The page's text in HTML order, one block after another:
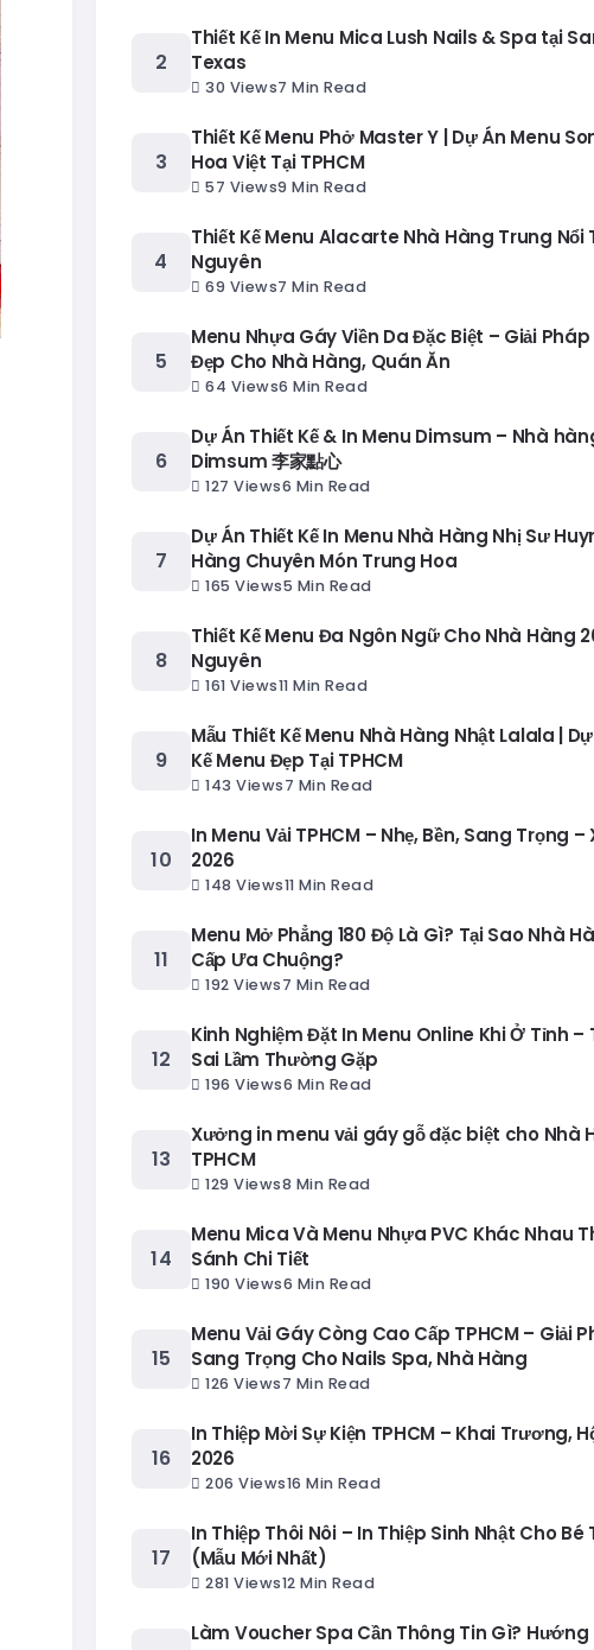
Thiết Kế In Menu Mica Lush Nails & Spa tại
Texas
30 Views7 Min Read
Thiết Kế Menu Phở Master Y | Dự Án Menu
Hoa Việt Tại TPHCM
57 Views9 Min Read
Thiết Kế Menu Alacarte Nhà Hàng Trung Nổi
Nguyên
69 Views7 Min Read
Menu Nhựa Gáy Viền Da Đặc Biệt – Giải Pháp
Đẹp Cho Nhà Hàng, Quán Ăn
64 Views6 Min Read
Dự Án Thiết Kế & In Menu Dimsum – Nhà
Dimsum 李家點心
127 Views6 Min Read
Dự Án Thiết Kế In Menu Nhà Hàng Nhị Sư
Hàng Chuyên Món Trung Hoa
165 Views5 Min Read
Thiết Kế Menu Đa Ngôn Ngữ Cho Nhà Hàng
Nguyên
161 Views11 Min Read
Mẫu Thiết Kế Menu Nhà Hàng Nhật Lalala |
Kế Menu Đẹp Tại TPHCM
143 Views7 Min Read
In Menu Vải TPHCM – Nhẹ, Bền, Sang Trọng
2026
148 Views11 Min Read
Menu Mở Phẳng 180 Độ Là Gì? Tại Sao Nhà
Cấp Ưa Chuộng?
192 Views7 Min Read
Kinh Nghiệm Đặt In Menu Online Khi Ở Tỉnh –
Sai Lầm Thường Gặp
196 Views6 Min Read
Xưởng in menu vải gáy gỗ đặc biệt cho Nhà
TPHCM
129 Views8 Min Read
Menu Mica Và Menu Nhựa PVC Khác Nhau
Sánh Chi Tiết
190 Views6 Min Read
Menu Vải Gáy Còng Cao Cấp TPHCM – Giải
Sang Trọng Cho Nails Spa, Nhà Hàng
126 Views7 Min Read
In Thiệp Mời Sự Kiện TPHCM – Khai Trương,
2026
206 Views16 Min Read
In Thiệp Thôi Nôi – In Thiệp Sinh Nhật Cho Bé
(Mẫu Mới Nhất)
281 Views12 Min Read
Làm Voucher Spa Cần Thông Tin Gì? Hướng